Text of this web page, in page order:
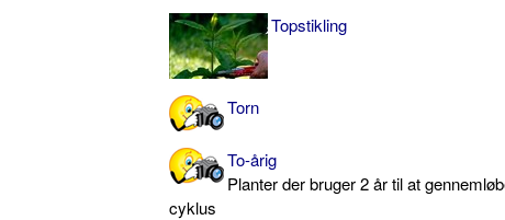
Topstikling
Torn
To-årig
Planter der bruger 2 år til at
cyklus